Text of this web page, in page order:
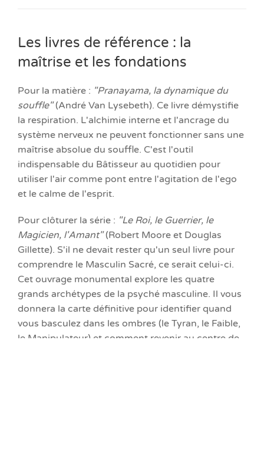
Les livres de référence : la
maîtrise et les fondations
Pour la matière : "Pranayama, la dynamique du
souffle"(André Van Lysebeth). Ce livre démystifie
la respiration. L'alchimie interne et l'ancrage du
système nerveux ne peuvent fonctionner sans une
maîtrise absolue du souffle. C'est l'outil
indispensable du Bâtisseur au quotidien pour
utiliser l'air comme pont entre l'agitation de l'ego
et le calme de l'esprit.
Pour clôturer la série : "Le Roi, le Guerrier, le
Magicien, l'Amant"(Robert Moore et Douglas
Gillette). S'il ne devait rester qu'un seul livre pour
comprendre le Masculin Sacré, ce serait celui-ci.
Cet ouvrage monumental explore les quatre
grands archétypes de la psyché masculine. Il vous
donnera la carte définitive pour identifier quand
vous basculez dans les ombres (le Tyran, le Faible,
le Manipulateur) et comment revenir au centre de